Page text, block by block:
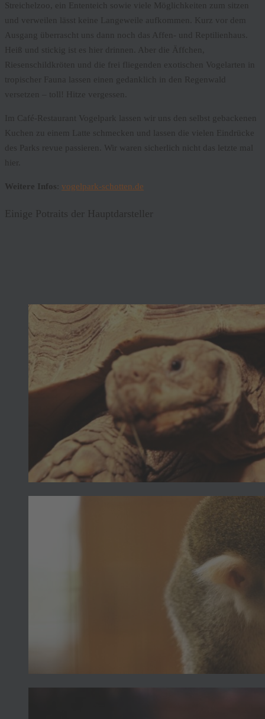
Streichelzoo, ein Ententeich sowie viele Möglichkeiten zum sitzen
und verweilen lässt keine Langeweile aufkommen. Kurz vor dem
Ausgang überrascht uns dann noch das Affen- und Reptilienhaus.
Heiß und stickig ist es hier drinnen. Aber die Äffchen,
Riesenschildkröten und die frei fliegenden exotischen Vogelarten in
tropischer Fauna lassen einen gedanklich in den Regenwald
versetzen – toll! Hitze vergessen.
Im Café-Restaurant Vogelpark lassen wir uns den selbst gebackenen
Kuchen zu einem Latte schmecken und lassen die vielen Eindrücke
des Parks revue passieren. Wir waren sicherlich nicht das letzte mal
hier.
Weitere Infos vogelpark-schotten.de
Einige Potraits der Hauptdarsteller